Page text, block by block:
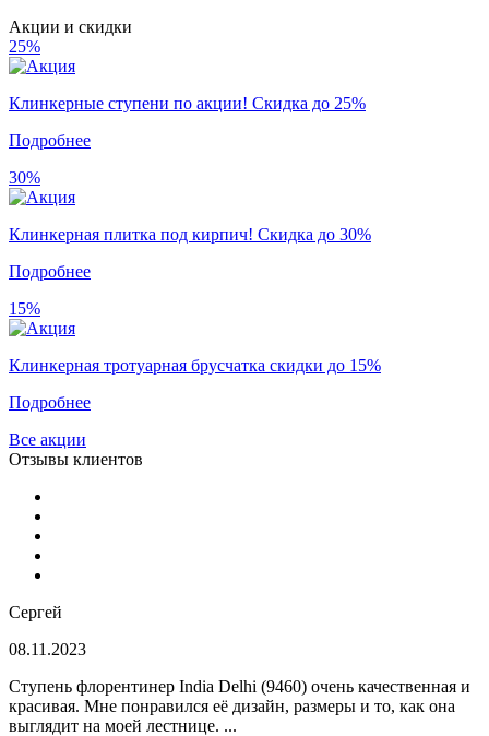
Акции и скидки
25%
Клинкерные ступени по акции! Скидка до 25%
Подробнее
30%
Клинкерная плитка под кирпич! Скидка до 30%
Подробнее
15%
Клинкерная тротуарная брусчатка скидки до 15%
Подробнее
Все акции
Отзывы клиентов
Сергей
08.11.2023
Ступень флорентинер India Delhi (9460) очень качественная и
красивая. Мне понравился её дизайн, размеры и то, как она
выглядит на моей лестнице. ...